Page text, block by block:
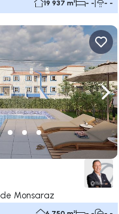
19 937 m² - - - -
Monsaraz